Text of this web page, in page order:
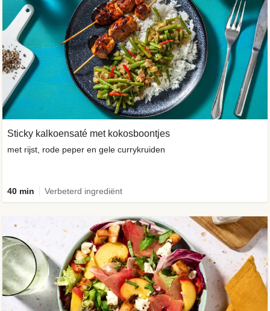
Sticky kalkoensaté met kokosboontjes
met rijst, rode peper en gele currykruiden
40 min Verbeterd ingrediënt